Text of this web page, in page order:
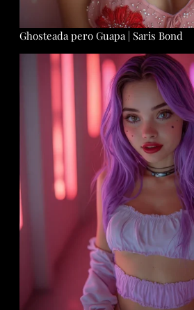
Ghosteada pero Guapa | Saris Bond